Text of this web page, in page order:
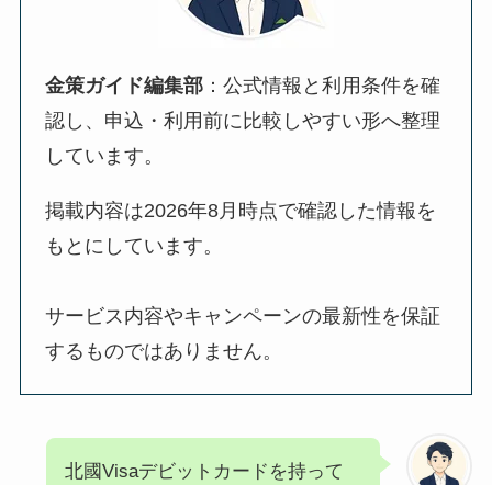
金策ガイド編集部 ：公式情報と利用条件を確
認し、申込・利用前に比較しやすい形へ整理
しています。
掲載内容は2026年8月時点で確認した情報を
もとにしています。
サービス内容やキャンペーンの最新性を保証
するものではありません。
北國Visaデビットカードを持って